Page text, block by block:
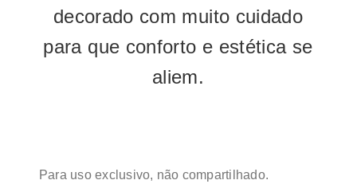
decorado com muito cuidado
para que conforto e estética se
aliem.
Para uso exclusivo, não compartilhado.